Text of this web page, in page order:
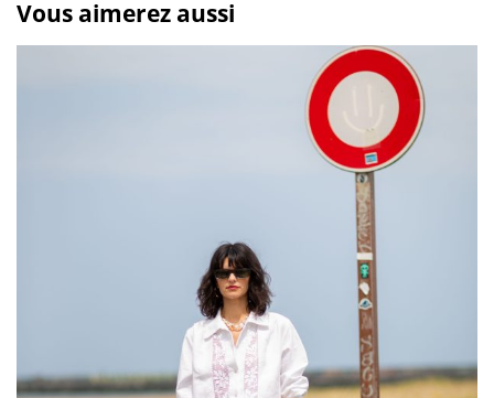
Vous aimerez aussi